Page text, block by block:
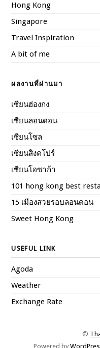
Hong Kong
Singapore
Travel Inspiration
A bit of me
ผลงานที่ผ่านมา
เซียนฮ่องกง
เซียนลอนดอน
เซียนโซล
เซียนสิงคโปร์
เซียนโอซาก้า
101 hong kong best
15 เมืองสวยรอบลอนดอน
Sweet Hong Kong
USEFUL LINK
Agoda
Weather
Exchange Rate
©
Powered by